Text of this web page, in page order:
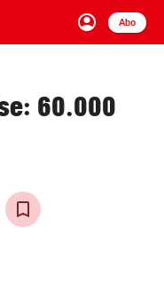
account_circle
Anmelden
Abo
close Schließen
arrow_right
60.000